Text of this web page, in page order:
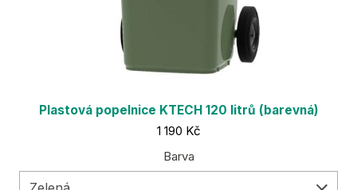
Plastová popelnice KTECH 120 litrů (barevná)
Cena:
1 190 Kč
Barva